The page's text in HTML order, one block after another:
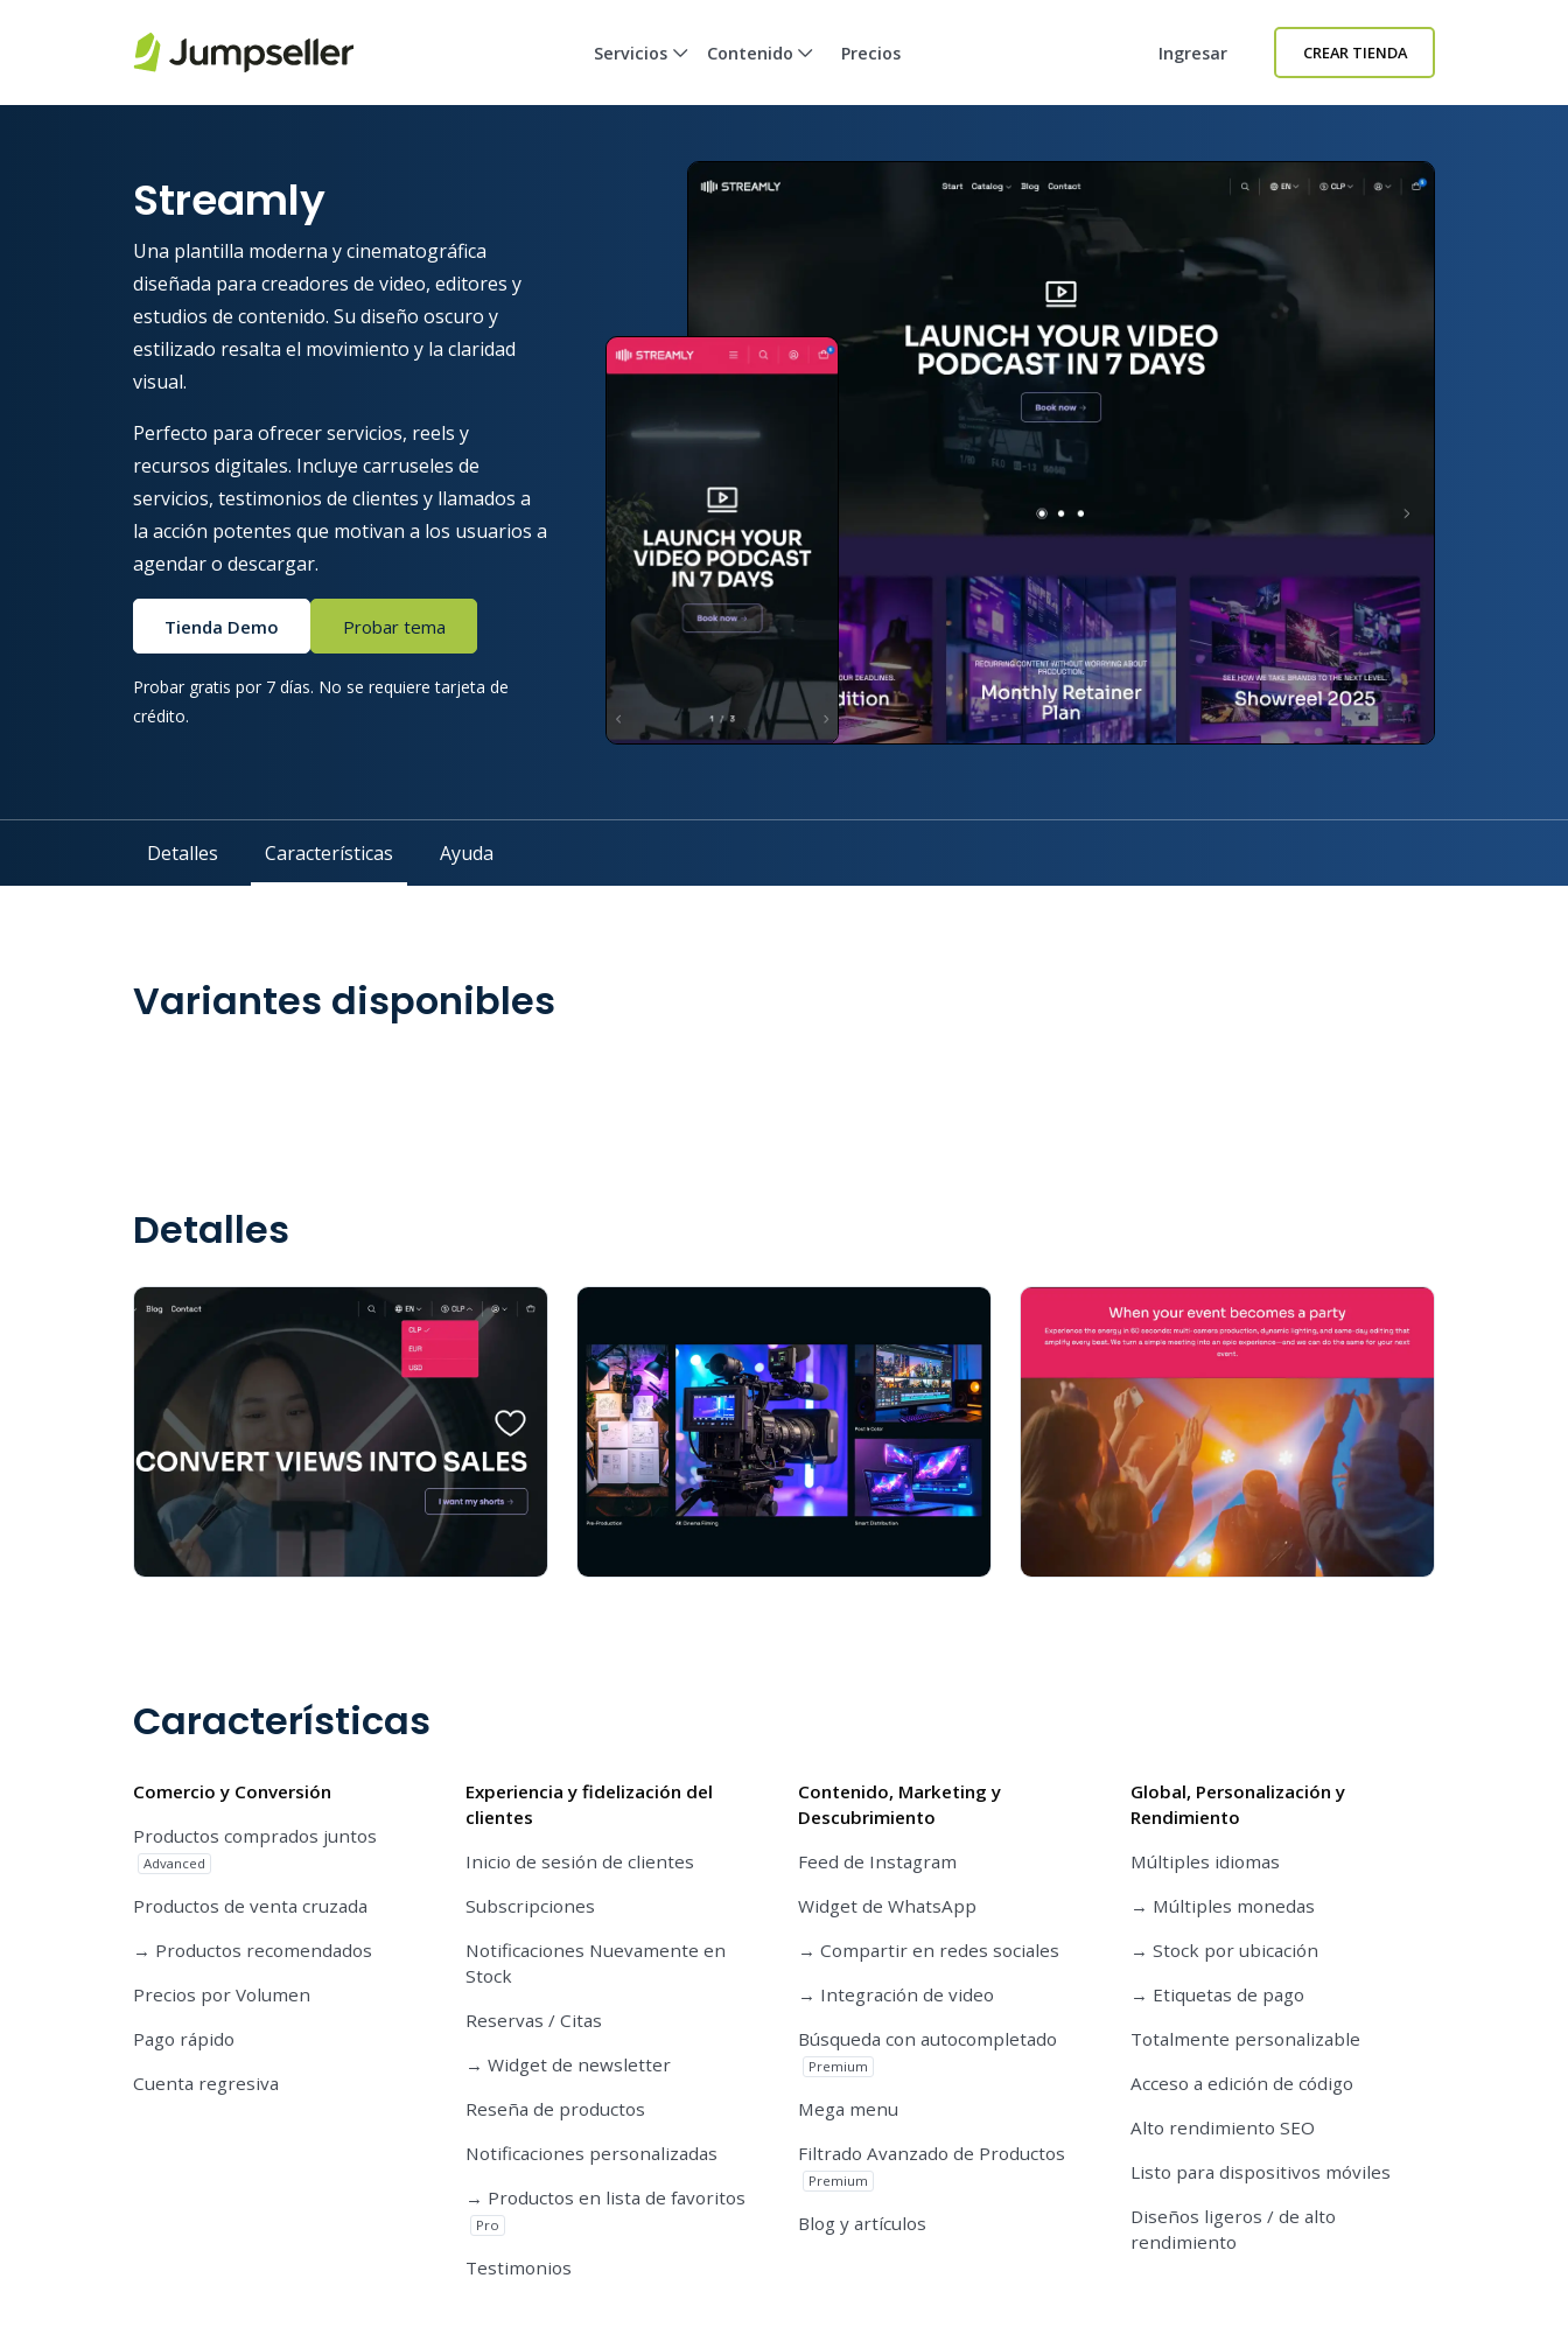
Servicios Contenido Precios Ingresar CREAR TIENDA
Streamly
Una plantilla moderna y cinematográfica
diseñada para creadores de video, editores y
estudios de contenido. Su diseño oscuro y
estilizado resalta el movimiento y la claridad
visual.
Perfecto para ofrecer servicios, reels y
recursos digitales. Incluye carruseles de
servicios, testimonios de clientes y llamados a
la acción potentes que motivan a los usuarios a
agendar o descargar.
Tienda Demo Probar tema
Probar gratis por 7 días. No se requiere tarjeta de
crédito.
Detalles Características Ayuda
Variantes disponibles
Detalles
Características
Comercio y Conversión
Productos comprados juntos
Advanced
Productos de venta cruzada
→ Productos recomendados
Precios por Volumen
Pago rápido
Cuenta regresiva
Experiencia y fidelización del
clientes
Inicio de sesión de clientes
Subscripciones
Notificaciones Nuevamente en
Stock
Reservas / Citas
→ Widget de newsletter
Reseña de productos
Notificaciones personalizadas
→ Productos en lista de favoritos
Pro
Testimonios
Contenido, Marketing y
Descubrimiento
Feed de Instagram
Widget de WhatsApp
→ Compartir en redes sociales
→ Integración de video
Búsqueda con autocompletado
Premium
Mega menu
Filtrado Avanzado de Productos
Premium
Blog y artículos
Global, Personalización y
Rendimiento
Múltiples idiomas
→ Múltiples monedas
→ Stock por ubicación
→ Etiquetas de pago
Totalmente personalizable
Acceso a edición de código
Alto rendimiento SEO
Listo para dispositivos móviles
Diseños ligeros / de alto
rendimiento